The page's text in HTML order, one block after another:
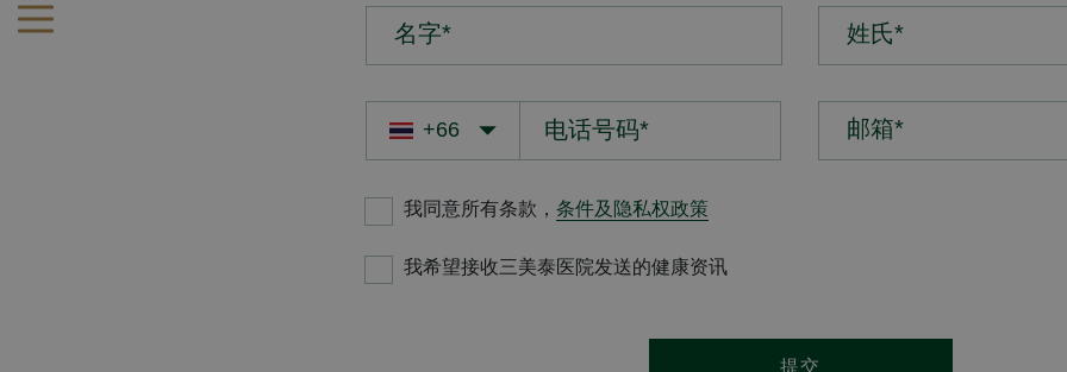
名字* 姓氏*
邮箱*
我同意所有条款， 条件及隐私权政策
我希望接收三美泰医院发送的健康资讯
提交